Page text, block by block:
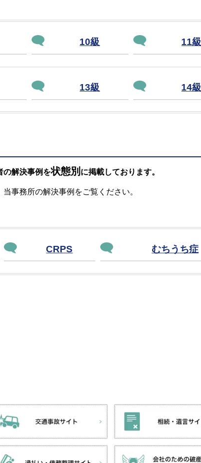
10級 11級
13級 14級
の解決事例を状態別 に掲載しております。
事務所の解決事例をご覧ください。
CRPS むちうち症